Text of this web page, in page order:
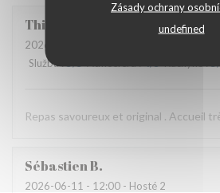
Zásady ochrany
undefined
Thierry
2026-06-11
Služba
Repas savoureux et original . Accueil
SébastienB
2026-06-11 - 12:00 - Hosté 2